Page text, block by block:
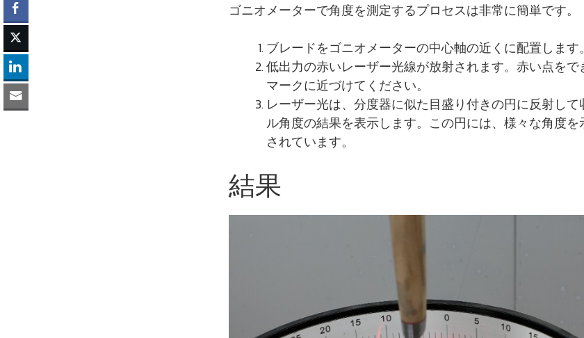
ゴニオメーターで角度を測定するプロセスは非常に簡単です。
ブレードをゴニオメーターの中心軸の近くに配置します。
低出力の赤いレーザー光線が放射されます。赤い点をで
マークに近づけてください。
レーザー光は、分度器に似た目盛り付きの円に反射し
ル角度の結果を表示します。この円には、様々な角度を
されています。
結果